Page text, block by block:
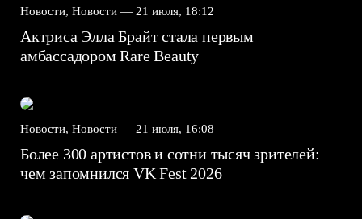
Новости, Новости — 21 июля, 18:12
Актриса Элла Брайт стала первым
амбассадором Rare Beauty
Новости, Новости — 21 июля, 16:08
Более 300 артистов и сотни тысяч зрителей:
чем запомнился VK Fest 2026